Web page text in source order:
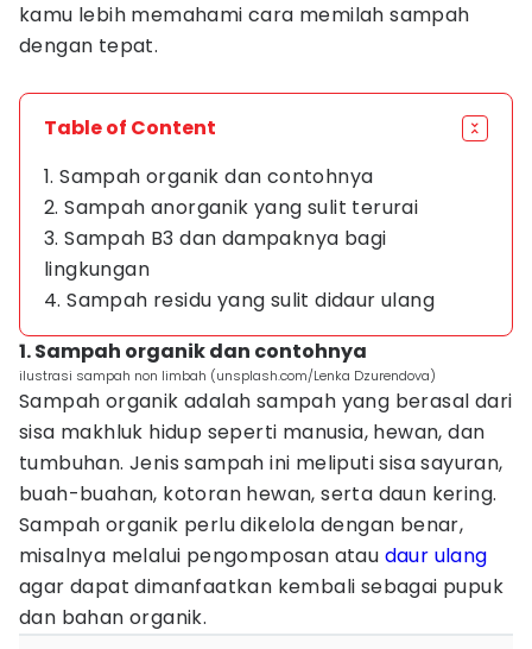
kamu lebih memahami cara memilah sampah
dengan tepat.
Table of Content
1. Sampah organik dan contohnya
2. Sampah anorganik yang sulit terurai
3. Sampah B3 dan dampaknya bagi
lingkungan
4. Sampah residu yang sulit didaur ulang
1. Sampah organik dan contohnya
ilustrasi sampah non limbah (unsplash.com/Lenka Dzurendova)
Sampah organik adalah sampah yang berasal dari
sisa makhluk hidup seperti manusia, hewan, dan
tumbuhan. Jenis sampah ini meliputi sisa sayuran,
buah-buahan, kotoran hewan, serta daun kering.
Sampah organik perlu dikelola dengan benar,
misalnya melalui pengomposan atau daur ulang
agar dapat dimanfaatkan kembali sebagai pupuk
dan bahan organik.